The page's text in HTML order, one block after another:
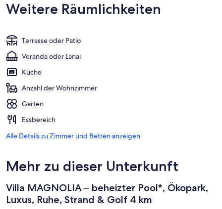
Weitere Räumlichkeiten
Terrasse oder Patio
Veranda oder Lanai
Küche
Anzahl der Wohnzimmer
Garten
Essbereich
Alle Details zu Zimmer und Betten anzeigen
Mehr zu dieser Unterkunft
Villa MAGNOLIA – beheizter Pool*, Ökopark,
Luxus, Ruhe, Strand & Golf 4 km